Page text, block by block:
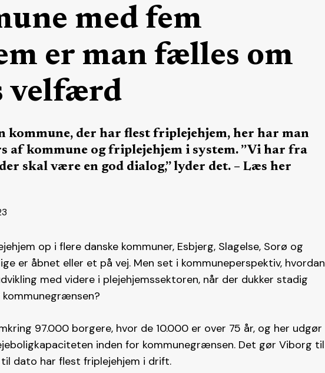
med fem
er man fælles om
velfærd
kommune, der har flest friplejehjem, her har man
af kommune og friplejehjem i system. ”Vi har fra
skal være en god dialog,” lyder det. – Læs her
op i flere danske kommuner, Esbjerg, Slagelse, Sorø og
er åbnet eller et på vej. Men set i kommuneperspektiv, hvordan
med videre i plejehjemssektoren, når der dukker stadig
97.000 borgere, hvor de 10.000 er over 75 år, og her udgør
inden for kommunegrænsen. Det gør Viborg til
til dato har flest friplejehjem i drift.